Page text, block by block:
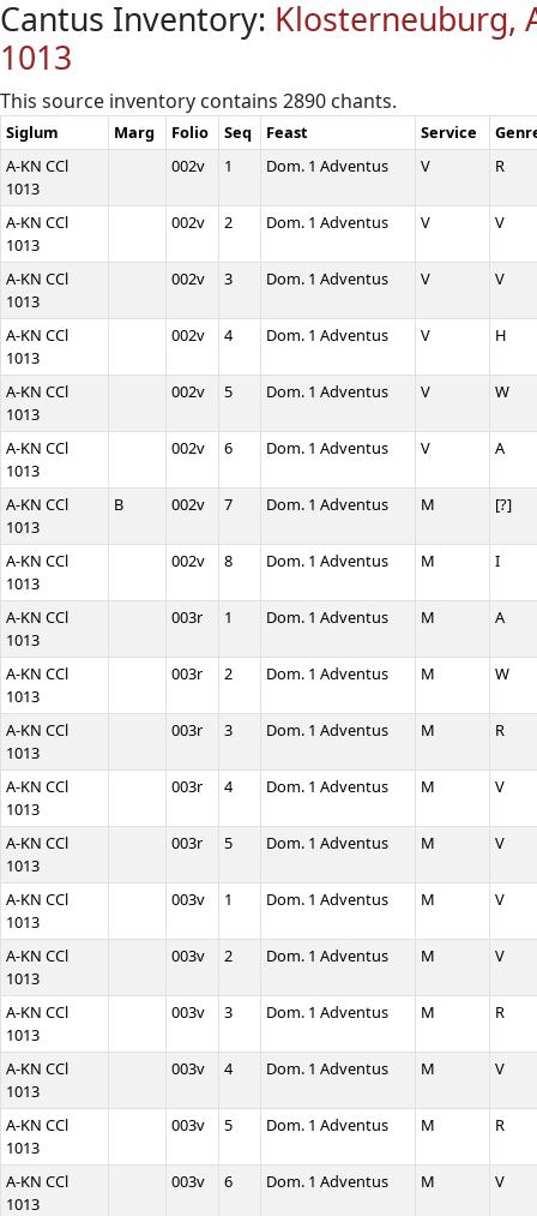
Cantus Inventory: Klosterneuburg,
1013
This source inventory contains 2890 chants.
Siglum Marg Folio Seq Feast Service
A-KN CCl
1013
002v 1 Dom. 1 Adventus V R
A-KN CCl
1013
002v 2 Dom. 1 Adventus V V
A-KN CCl
1013
002v 3 Dom. 1 Adventus V V
A-KN CCl
1013
002v 4 Dom. 1 Adventus V H
A-KN CCl
1013
002v 5 Dom. 1 Adventus V W
A-KN CCl
1013
002v 6 Dom. 1 Adventus V A
A-KN CCl
1013
B 002v 7 Dom. 1 Adventus M [?]
A-KN CCl
1013
002v 8 Dom. 1 Adventus M I
A-KN CCl
1013
003r 1 Dom. 1 Adventus M A
A-KN CCl
1013
003r 2 Dom. 1 Adventus M W
A-KN CCl
1013
003r 3 Dom. 1 Adventus M R
A-KN CCl
1013
003r 4 Dom. 1 Adventus M V
A-KN CCl
1013
003r 5 Dom. 1 Adventus M V
A-KN CCl
1013
003v 1 Dom. 1 Adventus M V
A-KN CCl
1013
003v 2 Dom. 1 Adventus M V
A-KN CCl
1013
003v 3 Dom. 1 Adventus M R
A-KN CCl
1013
003v 4 Dom. 1 Adventus M V
A-KN CCl
1013
003v 5 Dom. 1 Adventus M R
A-KN CCl
1013
003v 6 Dom. 1 Adventus M V